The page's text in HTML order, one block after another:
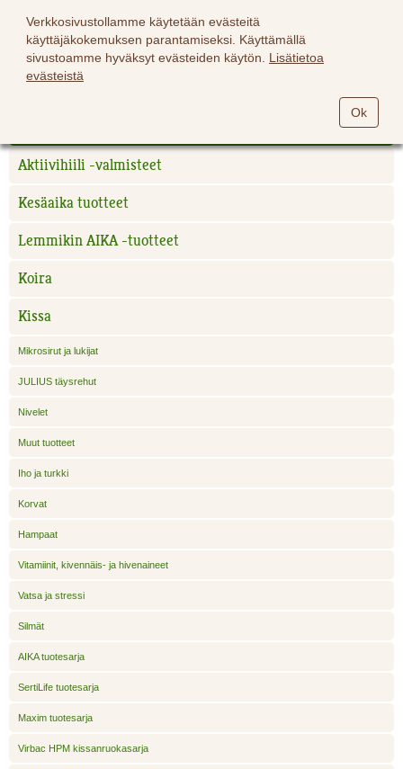
Verkkosivustollamme käytetään evästeitä
käyttäjäkokemuksen parantamiseksi. Käyttämällä
sivustoamme hyväksyt evästeiden käytön. Lisätietoa
evästeistä
Ok
Aktiivihiili -valmisteet
Kesäaika tuotteet
Lemmikin AIKA -tuotteet
Koira
Kissa
Mikrosirut ja lukijat
JULIUS täysrehut
Nivelet
Muut tuotteet
Iho ja turkki
Korvat
Hampaat
Vitamiinit, kivennäis- ja hivenaineet
Vatsa ja stressi
Silmät
AIKA tuotesarja
SertiLife tuotesarja
Maxim tuotesarja
Virbac HPM kissanruokasarja